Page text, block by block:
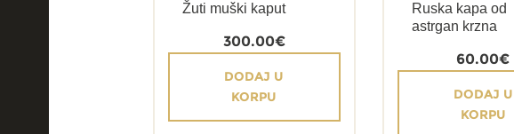
Žuti muški kaput
300.00€
DODAJ U
KORPU
Ruska kapa od
astrgan krzna
60.00€
DODAJ U
KORPU